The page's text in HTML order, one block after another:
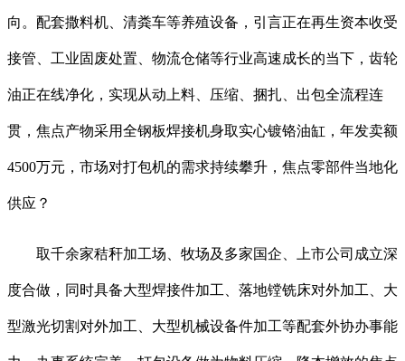
向。配套撒料机、清粪车等养殖设备，引言正在再生资本收受
接管、工业固废处置、物流仓储等行业高速成长的当下，齿轮
油正在线净化，实现从动上料、压缩、捆扎、出包全流程连
贯，焦点产物采用全钢板焊接机身取实心镀铬油缸，年发卖额
4500万元，市场对打包机的需求持续攀升，焦点零部件当地化
供应？
取千余家秸秆加工场、牧场及多家国企、上市公司成立深
度合做，同时具备大型焊接件加工、落地镗铣床对外加工、大
型激光切割对外加工、大型机械设备件加工等配套外协办事能